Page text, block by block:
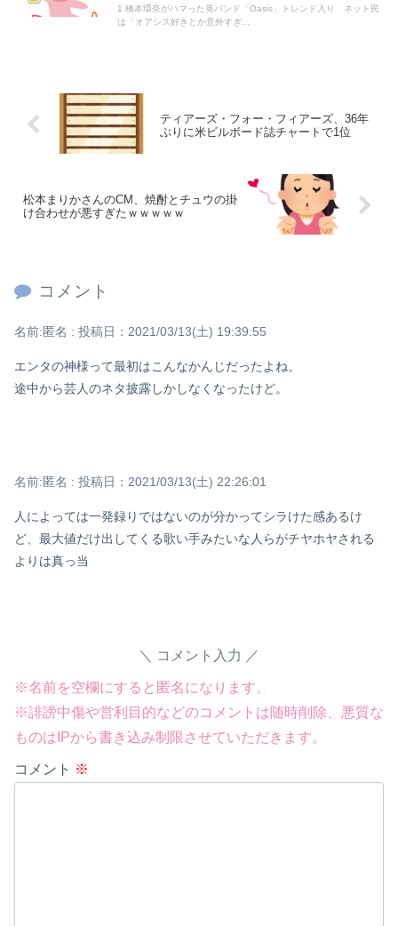
1 橋本環奈がハマった英バンド「Oasis」トレンド入り ネット民
は「オアシス好きとか意外すぎ...
ティアーズ・フォー・フィアーズ、36年
ぶりに米ビルボード誌チャートで1位
松本まりかさんのCM、焼酎とチュウの掛
け合わせが悪すぎたｗｗｗｗｗ
コメント
名前:匿名 : 投稿日：2021/03/13(土) 19:39:55
エンタの神様って最初はこんなかんじだったよね。
途中から芸人のネタ披露しかしなくなったけど。
名前:匿名 : 投稿日：2021/03/13(土) 22:26:01
人によっては一発録りではないのが分かってシラけた感あるけ
ど、最大値だけ出してくる歌い手みたいな人らがチヤホヤされる
よりは真っ当
コメント入力
※名前を空欄にすると匿名になります。
※誹謗中傷や営利目的などのコメントは随時削除、悪質な
ものはIPから書き込み制限させていただきます。
コメント ※